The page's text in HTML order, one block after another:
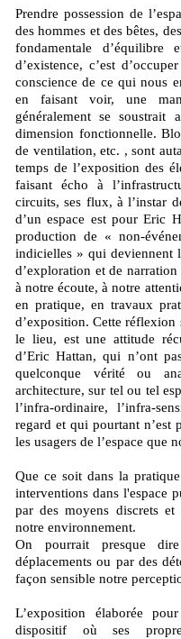
Prendre possession de
des hommes et des bêtes,
fondamentale
d’existence, c’est
conscience de ce qui nous
en faisant voir, une
généralement se
dimension fonctionnelle.
de ventilation, etc. , sont
temps de l’exposition des
faisant écho à
circuits, ses flux, à l’instar
d’un espace est pour Eric
production de « non-
indicielles » qui deviennent
d’exploration et de
à notre écoute, à notre
en pratique, en travaux
d’exposition. Cette réflexion
le lieu, est une attitude
d’Eric Hattan, qui n’ont
quelconque vérité ou
architecture, sur tel ou tel
l’infra-ordinaire, l’infra-
regard et qui pourtant n’est
les usagers de l’espace que
Que ce soit dans la
interventions dans l'espace
par des moyens discrets
notre environnement.
On pourrait presque
déplacements ou par des
façon sensible notre
L’exposition élaborée
dispositif où ses